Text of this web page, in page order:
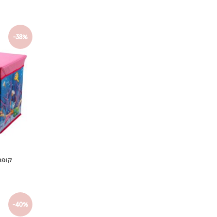
-38%
-40%